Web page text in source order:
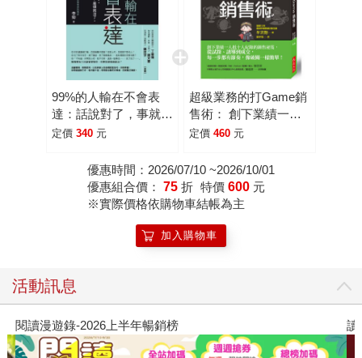
99%的人輸在不會表
達：話說對了，事就成
了。公司裡該怎麼說
定價 340 元
超級業務的打Game銷
售術： 創下業績一人
抵十人紀錄的銷售祕
交，每一步都有節奏，
像破關一樣簡單！
定價 460 元
優惠時間：2026/07/10 ~2026/10/01
優惠組合價： 75 折 特價 600 元
※實際價格依購物車結帳為主
加入購物車
活動訊息
讀懂全球首富極限思維